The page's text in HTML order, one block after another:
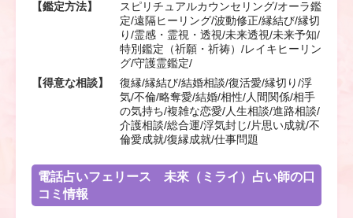
【鑑定方法】
スピリチュアルカウンセリング/オーラ鑑
定/遠隔ヒーリング/波動修正/縁結び/縁切
り/霊感・霊視・透視/未来透視/未来予知/
特別鑑定（祈願・祈祷）/レイキヒーリン
グ/守護霊鑑定/
【得意な相談】
復縁/縁結び/結婚相談/復活愛/縁切り/浮
気/不倫/略奪愛/結婚/相性/人間関係/相手
の気持ち/複雑な恋愛/人生相談/進路相談/
介護相談/総合運/浮気封じ/片思い成就/不
倫愛成就/復縁成就/仕事問題
電話占いフェリース 未來（ミライ）占い師の口
コミ情報